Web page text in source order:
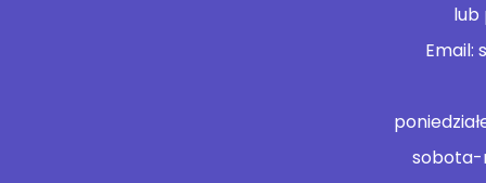
lub
Email:
sobota-